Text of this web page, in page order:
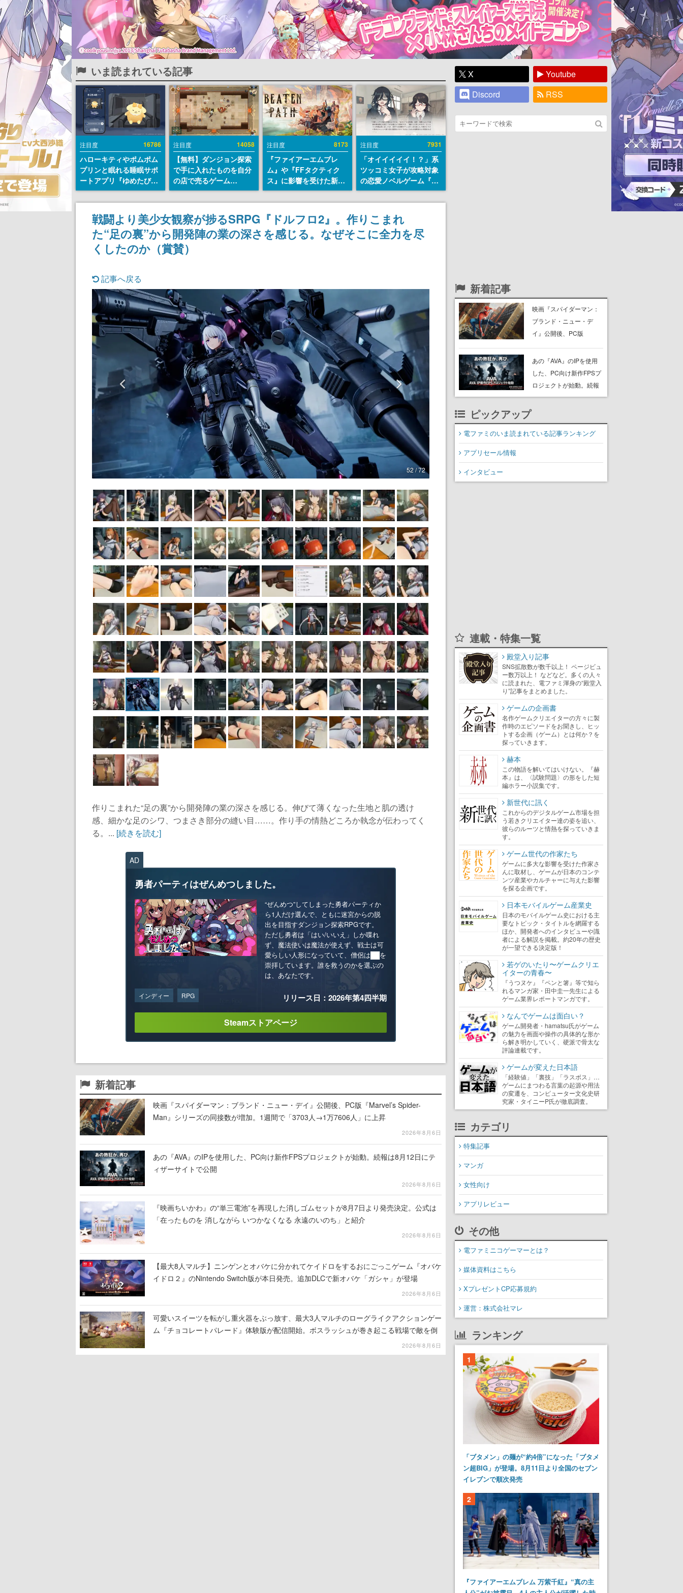
いま読まれている記事
注目度 16786
ハローキティやポムポム
プリンと眠れる睡眠サポ
ートアプリ『ゆめたび』
が配信中。キャラごとの
ASMRや目覚ましアラー
ムも搭載
注目度 14058
【無料】ダンジョン探索
で手に入れたものを自分
の店で売るゲーム
『Moonlighter』が
Steamにて無料配布中！
続編『Moonlighter 2』
の9月2日正式リリースを
記念したキャンペーン
注目度 8173
『ファイアーエムブレ
ム』や『FFタクティク
ス』に影響を受けた新作
戦略RPG『Beaten
Path』2027年に発売
へ。PC（Steam）、
PS5、Xbox、Switch向
けにリリース予定
注目度 7931
「オイイイイイ！？」系
ツッコミ女子が攻略対象
の恋愛ノベルゲーム『美
術部カノジョ』Steamス
トアページが公開。「お
前らーそろそろ自重しろ
ー？＾＾」暗黒微笑の夢
女子や、萌え声不思議ち
戦闘より美少女観察が捗るSRPG『ドルフロ2』。作りこまれ
た“足の裏”から開発陣の業の深さを感じる。なぜそこに全力を尽
くしたのか（賞賛）
記事へ戻る
52 / 72
作りこまれた“足の裏”から開発陣の業の深さを感じる。伸びて薄くなった生地と肌の透け
感、細かな足のシワ、つまさき部分の縫い目……。作り手の情熱どころか執念が伝わってく
る。... [続きを読む]
AD
勇者パーティはぜんめつしました。
“ぜんめつ”してしまった勇者パーティか
ら1人だけ選んで、ともに迷宮からの脱
出を目指すダンジョン探索RPGです。
ただし勇者は「はい/いいえ」しか喋れ
ず、魔法使いは魔法が使えず、戦士は可
愛らしい人形になっていて、僧侶は██を
崇拝しています。誰を救うのかを選ぶの
は、あなたです。
インディー RPG リリース日：2026年第4四半期
Steamストアページ
新着記事
映画『スパイダーマン：ブランド・ニュー・デイ』公開後、PC版『Marvel’s Spider-
Man』シリーズの同接数が増加。1週間で「3703人→1万7606人」に上昇
2026年8月6日
あの『AVA』のIPを使用した、PC向け新作FPSプロジェクトが始動。続報は8月12日にテ
ィザーサイトで公開
2026年8月6日
『映画ちいかわ』の“単三電池”を再現した消しゴムセットが8月7日より発売決定。公式は
「在ったものを 消しながら いつかなくなる 永遠のいのち」と紹介
2026年8月6日
【最大8人マルチ】ニンゲンとオバケに分かれてケイドロをするおにごっこゲーム『オバケ
イドロ２』のNintendo Switch版が本日発売。追加DLCで新オバケ「ガシャ」が登場
2026年8月6日
可愛いスイーツを転がし重火器をぶっ放す、最大3人マルチのローグライクアクションゲー
ム『チョコレートパレード』体験版が配信開始。ボスラッシュが巻き起こる戦場で敵を倒
2026年8月6日
X
Youtube
Discord
RSS
新着記事
映画『スパイダーマン：
ブランド・ニュー・デ
イ』公開後、PC版
シリーズの同接数が増
加。1週間で「3703人→1
万7606人」に上昇
あの『AVA』のIPを使用
した、PC向け新作FPSプ
ロジェクトが始動。続報
は8月12日にティザーサ
ピックアップ
電ファミのいま読まれている記事ランキング
アプリセール情報
インタビュー
連載・特集一覧
殿堂入り記事
SNS拡散数が数千以上！ ページビュ
ー数万以上！ などなど。多くの人々
に読まれた、電ファミ渾身の“殿堂入
り”記事をまとめました。
ゲームの企画書
名作ゲームクリエイターの方々に製
作時のエピソードをお聞きし、ヒッ
トする企画（ゲーム）とは何か？を
探っていきます。
赫本
この物語を解いてはいけない。『赫
本』は、〈試験問題〉の形をした短
編ホラー小説集です。
新世代に訊く
これからのデジタルゲーム市場を担
う若きクリエイター達の姿を追い、
彼らのルーツと情熱を探っていきま
す。
ゲーム世代の作家たち
ゲームに多大な影響を受けた作家さ
んに取材し、ゲームが日本のコンテ
ンツ産業やカルチャーに与えた影響
を探る企画です。
日本モバイルゲーム産業史
日本のモバイルゲーム史における主
要なトピック・タイトルを網羅する
ほか、開発者へのインタビューや識
者による解説を掲載。約20年の歴史
が一望できる決定版！
若ゲのいたり〜ゲームクリエ
イターの青春〜
『うつヌケ』『ペンと箸』等で知ら
れるマンガ家・田中圭一先生による
ゲーム業界レポートマンガです。
なんでゲームは面白い？
ゲーム開発者・hamatsu氏がゲーム
の魅力を画面や操作の具体的な形か
ら解き明かしていく、硬派で骨太な
評論連載です。
ゲームが変えた日本語
「経験値」「裏技」「ラスボス」…
ゲームにまつわる言葉の起源や用法
の変遷を、コンピューター文化史研
究家・タイニーP氏が徹底調査。
カテゴリ
特集記事
マンガ
女性向け
アプリレビュー
その他
電ファミニコゲーマーとは？
媒体資料はこちら
XプレゼントCP応募規約
運営：株式会社マレ
ランキング
1
「ブタメン」の麺が“約4倍”になった「ブタメ
ン超BIG」が登場。8月11日より全国のセブン
イレブンで順次発売
2
『ファイアーエムブレム 万紫千紅』“真の主